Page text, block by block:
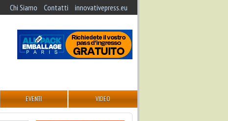
Chi Siamo Contatti innovativepress.eu
EVENTI VIDEO